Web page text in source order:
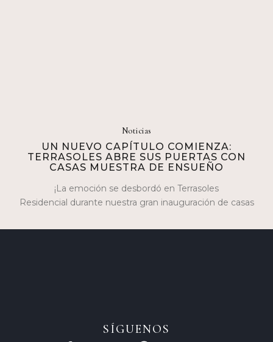
Noticias
UN NUEVO CAPÍTULO COMIENZA:
TERRASOLES ABRE SUS PUERTAS CON
CASAS MUESTRA DE ENSUEÑO
¡La emoción se desbordó en Terrasoles
Residencial durante nuestra gran inauguración de casas
SÍGUENOS